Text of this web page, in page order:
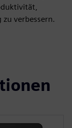
verbessern.